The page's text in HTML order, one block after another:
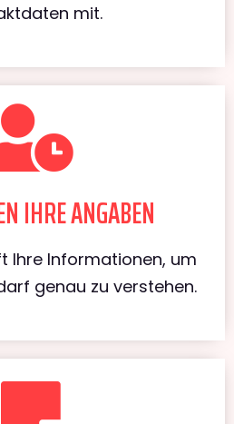
mit.
IHRE ANGABEN
Ihre Informationen, um
genau zu verstehen.